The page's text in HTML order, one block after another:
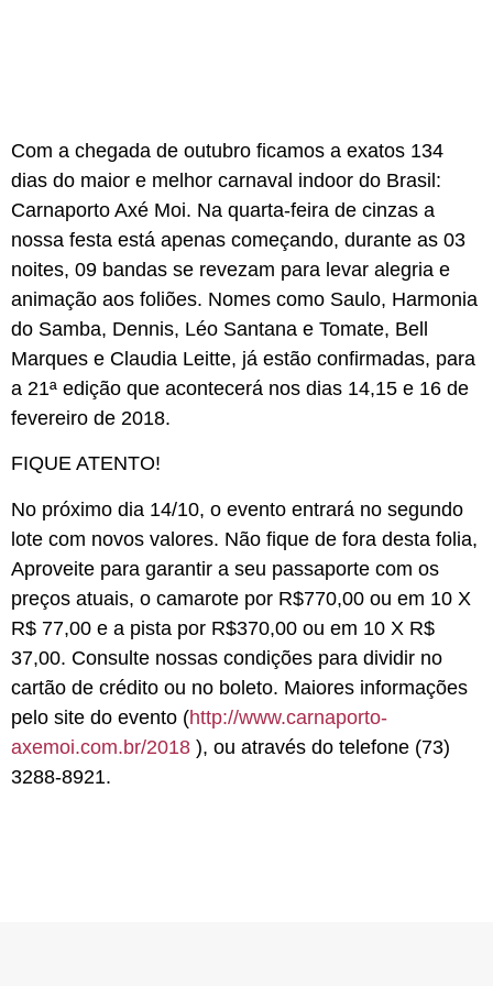
Com a chegada de outubro ficamos a exatos 134
dias do maior e melhor carnaval indoor do Brasil:
Carnaporto Axé Moi. Na quarta-feira de cinzas a
nossa festa está apenas começando, durante as 03
noites, 09 bandas se revezam para levar alegria e
animação aos foliões. Nomes como Saulo, Harmonia
do Samba, Dennis, Léo Santana e Tomate, Bell
Marques e Claudia Leitte, já estão confirmadas, para
a 21ª edição que acontecerá nos dias 14,15 e 16 de
fevereiro de 2018.
FIQUE ATENTO!
No próximo dia 14/10, o evento entrará no segundo
lote com novos valores. Não fique de fora desta folia,
Aproveite para garantir a seu passaporte com os
preços atuais, o camarote por R$770,00 ou em 10 X
R$ 77,00 e a pista por R$370,00 ou em 10 X R$
37,00. Consulte nossas condições para dividir no
cartão de crédito ou no boleto. Maiores informações
pelo site do evento (http://www.carnaporto-
axemoi.com.br/2018 ), ou através do telefone (73)
3288-8921.